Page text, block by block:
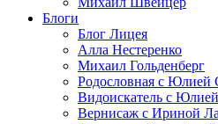
Блоги
Блог Лицея
Алла Нестеренко
Михаил Гольденберг
Родословная с Юлией
Видоискатель с
Вернисаж с Ириной